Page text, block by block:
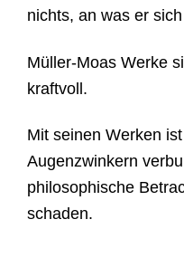
nichts, an was er
Müller-Moas Werke
kraftvoll.
Mit seinen Werken
Augenzwinkern
philosophische
schaden.